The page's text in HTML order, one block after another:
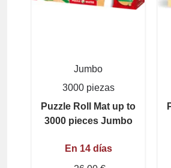
Jumbo
3000 piezas
Puzzle Roll Mat up to
3000 pieces Jumbo
En 14 días